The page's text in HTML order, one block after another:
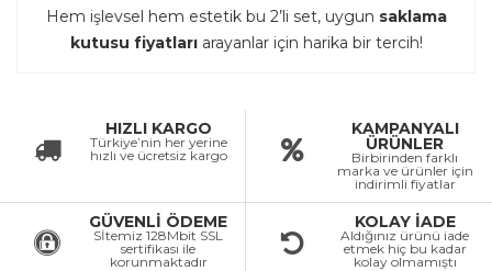
Hem işlevsel hem estetik bu 2’li set, uygun saklama
kutusu fiyatlarıarayanlar için harika bir tercih!
HIZLI KARGO
Türkiye’nin her yerine
hızlı ve ücretsiz kargo
KAMPANYALI
ÜRÜNLER
Birbirinden farklı
marka ve ürünler için
indirimli fiyatlar
GÜVENLİ ÖDEME
Sİtemiz 128Mbit SSL
sertifikası ile
korunmaktadır
KOLAY İADE
Aldığınız ürünü iade
etmek hiç bu kadar
kolay olmamıştı